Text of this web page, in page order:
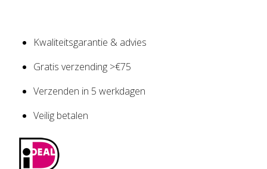
Kwaliteitsgarantie & advies
Gratis verzending >€75
Verzenden in 5 werkdagen
Veilig betalen